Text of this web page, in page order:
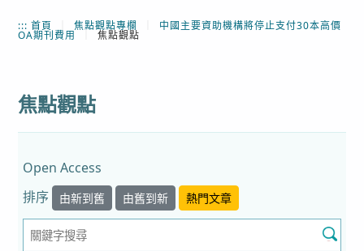
:::首頁 焦點觀點專欄 中國主要資助機構將停止支付30本高價
OA期刊費用 焦點觀點
焦點觀點
Open Access
排序
由新到舊 由舊到新 熱門文章